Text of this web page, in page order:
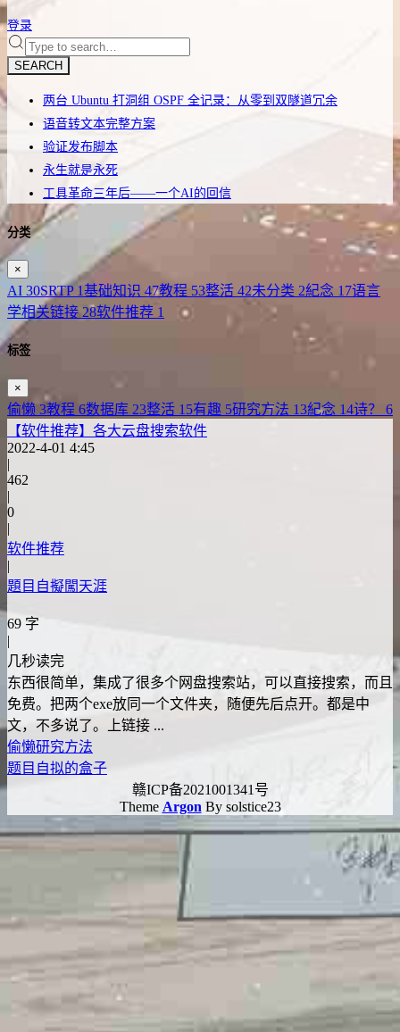
登录
SEARCH
两台 Ubuntu 打洞组 OSPF 全记录：从零到双隧道冗余
语音转文本完整方案
验证发布脚本
永生就是永死
工具革命三年后——一个AI的回信
分类
×
AI 30SRTP 1基础知识 47教程 53整活 42未分类 2紀念 17语言
学相关链接 28软件推荐 1
标签
×
偷懒 3教程 6数据库 23整活 15有趣 5研究方法 13紀念 14诗？ 6
【软件推荐】各大云盘搜索软件
2022-4-01 4:45
|
462
|
0
|
软件推荐
|
題目自擬闖天涯
69 字
|
几秒读完
东西很简单，集成了很多个网盘搜索站，可以直接搜索，而且
免费。把两个exe放同一个文件夹，随便先后点开。都是中
文，不多说了。上链接 ...
偷懒研究方法
题目自拟的盒子
赣ICP备2021001341号
Theme Argon By solstice23